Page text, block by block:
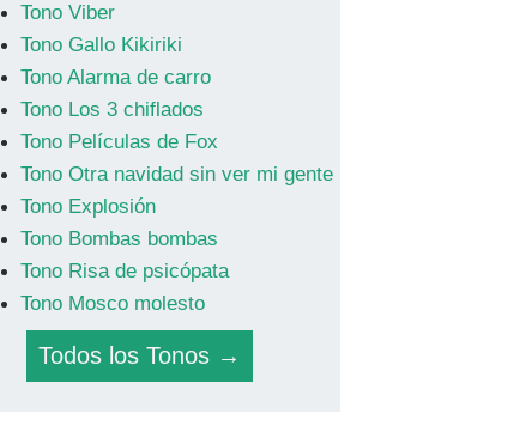
Tono Viber
Tono Gallo Kikiriki
Tono Alarma de carro
Tono Los 3 chiflados
Tono Películas de Fox
Tono Otra navidad sin ver mi gente
Tono Explosión
Tono Bombas bombas
Tono Risa de psicópata
Tono Mosco molesto
Todos los Tonos →